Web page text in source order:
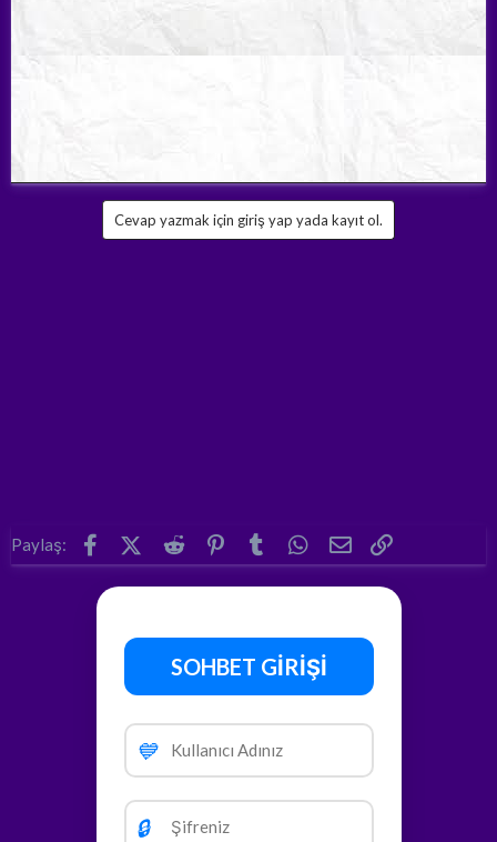
Cevap yazmak için giriş yap yada kayıt ol.
Paylaş: FacebookX (Twitter)
Reddit Pinterest
Tumblr WhatsApp
E-posta
SOHBET GİRİŞİ
💙
🔒